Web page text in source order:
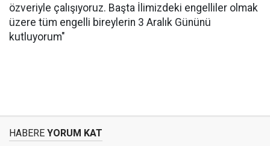
özveriyle çalışıyoruz. Başta İlimizdeki engelliler olmak
üzere tüm engelli bireylerin 3 Aralık Gününü
kutluyorum"
HABERE YORUM KAT